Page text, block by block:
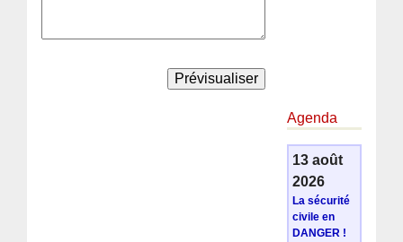
Agenda
13 août
2026
La sécurité
civile en
DANGER !